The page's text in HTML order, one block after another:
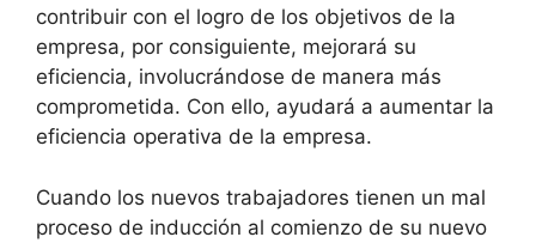
contribuir con el logro de los objetivos de la
empresa, por consiguiente, mejorará su
eficiencia, involucrándose de manera más
comprometida. Con ello, ayudará a aumentar la
eficiencia operativa de la empresa.
Cuando los nuevos trabajadores tienen un mal
proceso de inducción al comienzo de su nuevo